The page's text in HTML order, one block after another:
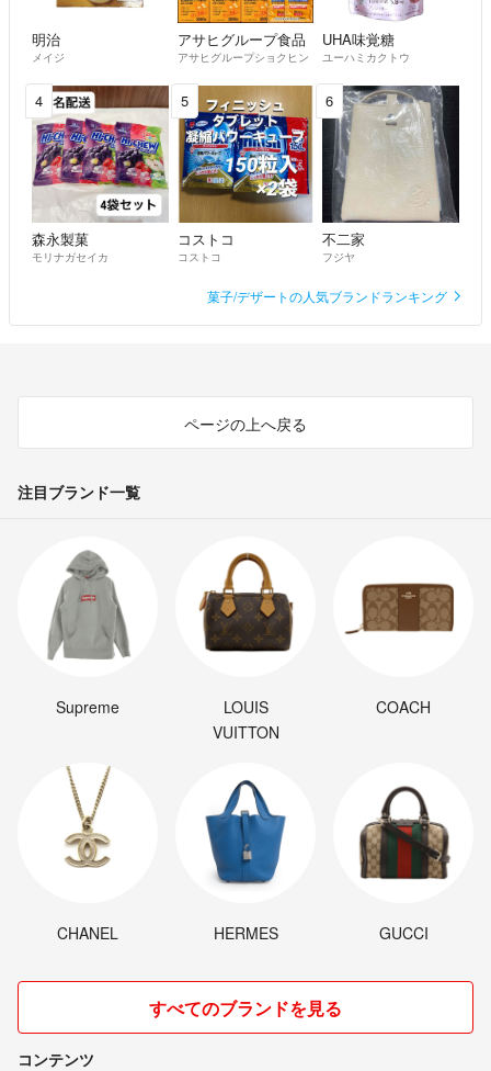
明治
メイジ
アサヒグループ食品
アサヒグループショクヒン
UHA味覚糖
ユーハミカクトウ
4
森永製菓
モリナガセイカ
5
コストコ
コストコ
6
不二家
フジヤ
菓子/デザートの人気ブランドランキング
ページの上へ戻る
注目ブランド一覧
Supreme
LOUIS
VUITTON
COACH
CHANEL HERMES GUCCI
すべてのブランドを見る
コンテンツ